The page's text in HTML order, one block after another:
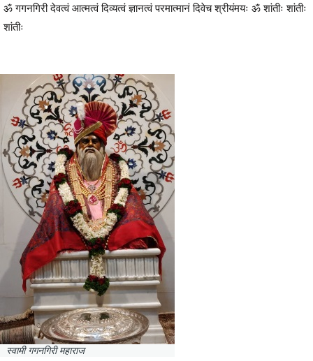
ॐ गगनगिरी देवत्वं आत्मत्वं दिव्यत्वं ज्ञानत्वं परमात्मानं दिवेच श्रीयंमयः ॐ शांतीः शांतीः
शांतीः
स्वामी गगनगिरी महाराज